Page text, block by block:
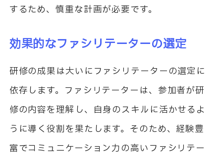
するため、慎重な計画が必要です。
効果的なファシリテーターの選定
研修の成果は大いにファシリテーターの選定に
依存します。ファシリテーターは、参加者が研
修の内容を理解し、自身のスキルに活かせるよ
うに導く役割を果たします。そのため、経験豊
富でコミュニケーション力の高いファシリテー